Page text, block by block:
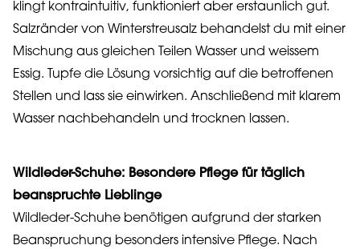
klingt kontraintuitiv, funktioniert aber erstaunlich gut.
Salzränder von Winterstreusalz behandelst du mit einer
Mischung aus gleichen Teilen Wasser und weissem
Essig. Tupfe die Lösung vorsichtig auf die betroffenen
Stellen und lass sie einwirken. Anschließend mit klarem
Wasser nachbehandeln und trocknen lassen.
Wildleder-Schuhe: Besondere Pflege für täglich
beanspruchte Lieblinge
Wildleder-Schuhe benötigen aufgrund der starken
Beanspruchung besonders intensive Pflege. Nach